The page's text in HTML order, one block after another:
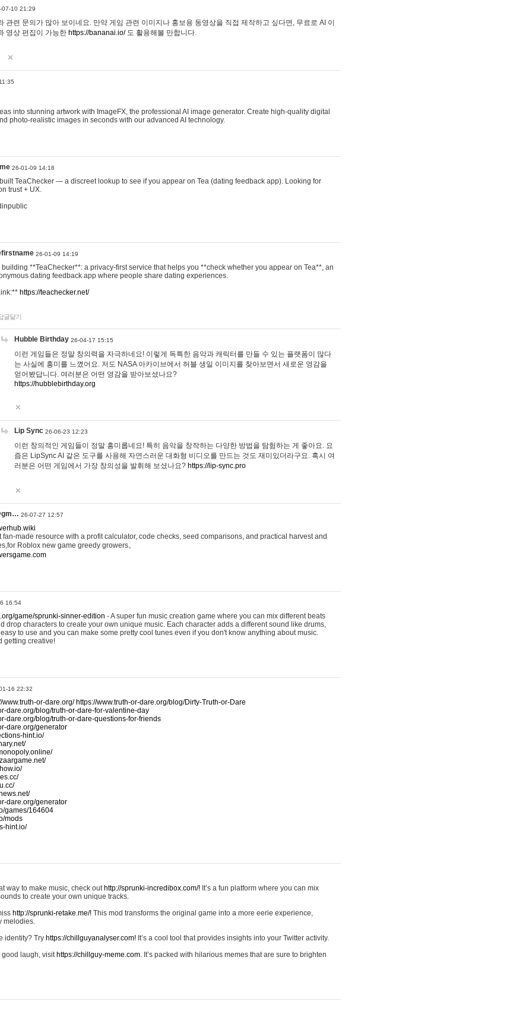
07-10 21:29
관련 문의가 많아 보이네요. 만약 게임 관련 이미지나 홍보용 동영상을 직접 제작하고 싶다면, 무료로 AI 이
영상 편집이 가능한 https://bananai.io/도 활용해볼 만합니다.
into stunning artwork with ImageFX, the professional AI image generator. Create high-quality digital
photo-realistic images in seconds with our advanced AI technology.
26-01-09 14:18
TeaChecker — a discreet lookup to see if you appear on Tea (dating feedback app). Looking for
trust + UX.
26-01-09 14:19
building **TeaChecker**: a privacy-first service that helps you **check whether you appear on Tea**, an
dating feedback app where people share dating experiences.
https://teachecker.net/
글달기
Hubble Birthday 26-04-17 15:15
이런 게임들은 정말 창의력을 자극하네요! 이렇게 독특한 음악과 캐릭터를 만들 수 있는 플랫폼이 많다
는 사실에 흥미를 느꼈어요. 저도 NASA 아카이브에서 허블 생일 이미지를 찾아보면서 새로운 영감을
얻어봤답니다. 여러분은 어떤 영감을 받아보셨나요?
https://hubblebirthday.org
Lip Sync 26-06-23 12:23
이런 창의적인 게임들이 정말 흥미롭네요! 특히 음악을 창작하는 다양한 방법을 탐험하는 게 좋아요. 요
즘은 LipSync AI 같은 도구를 사용해 자연스러운 대화형 비디오를 만드는 것도 재미있더라구요. 혹시 여
러분은 어떤 게임에서 가장 창의성을 발휘해 보셨나요? https://lip-sync.pro
26-07-27 12:57
made resource with a profit calculator, code checks, seed comparisons, and practical harvest and
Roblox new game greedy growers。
16:54
game/sprunki-sinner-edition - A super fun music creation game where you can mix different beats
drop characters to create your own unique music. Each character adds a different sound like drums,
to use and you can make some pretty cool tunes even if you don't know anything about music.
getting creative!
16 22:32
www.truth-or-dare.org/ https://www.truth-or-dare.org/blog/Dirty-Truth-or-Dare
dare.org/blog/truth-or-dare-for-valentine-day
dare.org/blog/truth-or-dare-questions-for-friends
dare.org/generator
hint.io/
dare.org/generator
games/164604
mods
hint.io/
way to make music, check out http://sprunki-incredibox.com/! It’s a fun platform where you can mix
to create your own unique tracks.
http://sprunki-retake.me/! This mod transforms the original game into a more eerie experience,
melodies.
identity? Try https://chillguyanalyser.com! It’s a cool tool that provides insights into your Twitter activity.
good laugh, visit https://chillguy-meme.com. It’s packed with hilarious memes that are sure to brighten